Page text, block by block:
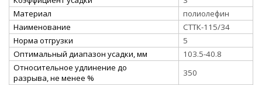
Материал
полиолефин
Наименование
СТТК-115/34
Норма отгрузки
5
Оптимальный диапазон усадки, мм
103.5-40.8
Относительное удлинение до
разрыва, не менее %
350